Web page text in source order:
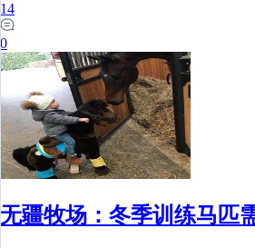
14
0
无疆牧场：冬季训练马匹